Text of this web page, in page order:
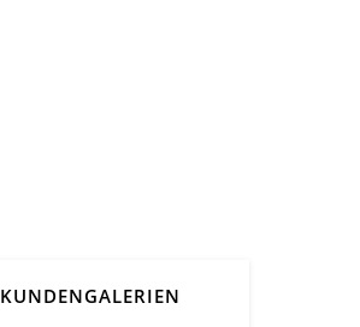
KUNDENGALERIEN